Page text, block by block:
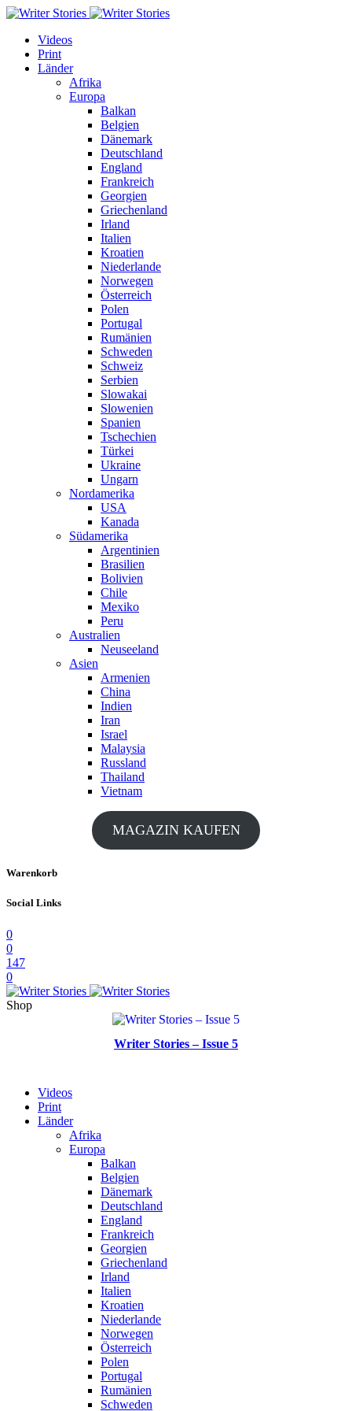
Videos
Print
Länder
Afrika
Europa
Balkan
Belgien
Dänemark
Deutschland
England
Frankreich
Georgien
Griechenland
Irland
Italien
Kroatien
Niederlande
Norwegen
Österreich
Polen
Portugal
Rumänien
Schweden
Schweiz
Serbien
Slowakai
Slowenien
Spanien
Tschechien
Türkei
Ukraine
Ungarn
Nordamerika
USA
Kanada
Südamerika
Argentinien
Brasilien
Bolivien
Chile
Mexiko
Peru
Australien
Neuseeland
Asien
Armenien
China
Indien
Iran
Israel
Malaysia
Russland
Thailand
Vietnam
MAGAZIN KAUFEN
Warenkorb
Social Links
0
0
147
0
Shop
Writer Stories – Issue 5
Videos
Print
Länder
Afrika
Europa
Balkan
Belgien
Dänemark
Deutschland
England
Frankreich
Georgien
Griechenland
Irland
Italien
Kroatien
Niederlande
Norwegen
Österreich
Polen
Portugal
Rumänien
Schweden